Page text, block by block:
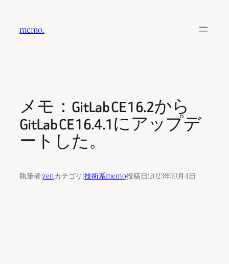
memo.
メモ：GitLab CE 16.2から
GitLab CE 16.4.1にアップデ
ートした。
執筆者:zenカテゴリ:技術系memo投稿日:2023年10月4日